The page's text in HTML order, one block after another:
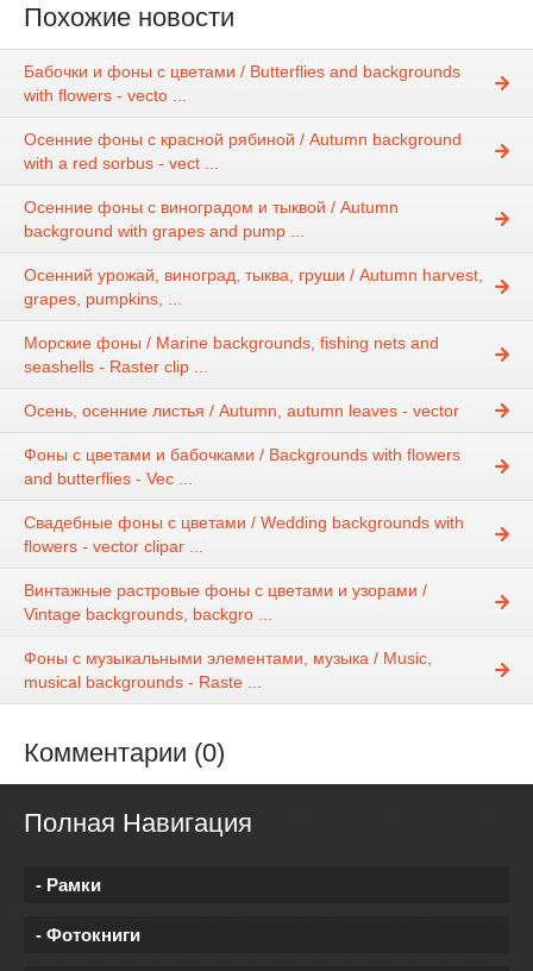
Похожие новости
Бабочки и фоны с цветами / Butterflies and backgrounds
with flowers - vecto ...
Осенние фоны с красной рябиной / Autumn background
with a red sorbus - vect ...
Осенние фоны с виноградом и тыквой / Autumn
background with grapes and pump ...
Осенний урожай, виноград, тыква, груши / Autumn harvest,
grapes, pumpkins, ...
Морские фоны / Marine backgrounds, fishing nets and
seashells - Raster clip ...
Осень, осенние листья / Autumn, autumn leaves - vector
Фоны с цветами и бабочками / Backgrounds with flowers
and butterflies - Vec ...
Свадебные фоны с цветами / Wedding backgrounds with
flowers - vector clipar ...
Винтажные растровые фоны с цветами и узорами /
Vintage backgrounds, backgro ...
Фоны с музыкальными элементами, музыка / Music,
musical backgrounds - Raste ...
Комментарии (0)
Полная Навигация
- Рамки
- Фотокниги